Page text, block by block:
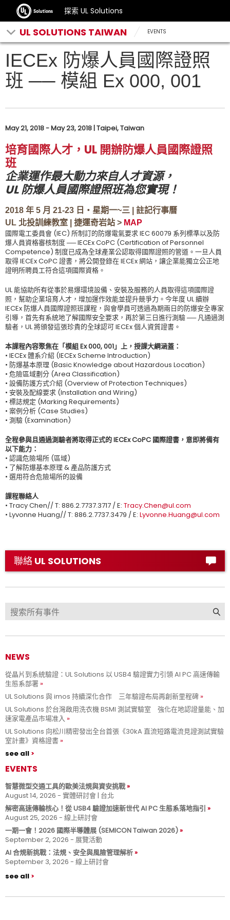
探索 UL Solutions
UL SOLUTIONS TAIWAN EVENTS
IECEx 防爆人員國際證照
班 ── 模組 Ex 000, 001
May 21, 2018 - May 23, 2018 | Taipei, Taiwan
培育國際人才，UL 開辦防爆人員國際證照
班
企業運作最大動力來自人才資源，
UL 防爆人員國際證照班為您實現！
2018 年 5 月 21-23 日‧星期一~三 | 註記行事曆
UL 北投訓練教室 | 捷運奇岩站 > MAP
國際電工委員會 (IEC) 所制訂的防爆電氣要求 IEC 60079 系列標準以及防
爆人員資格審核制度 ── IECEx CoPC (Certification of Personnel
Competence) 制度已成為全球產業公認取得國際證照的管道。一旦人員
取得 IECEx CoPC 證書，將公開登錄在 IECEx 網站，讓企業能獨立公正地
證明所聘員工符合這項國際資格。
UL 能協助所有從事於易爆環境設備、安裝及服務的人員取得這項國際證
照，幫助企業培育人才，增加運作效能並提升競爭力。今年度 UL 續辦
IECEx 防爆人員國際證照班課程，與會學員可透過為期兩日的防爆安全專家
引導，首先有系統地了解國際安全要求，再於第三日進行測驗 ── 凡通過測
驗者，UL 將頒發這張珍貴的全球認可 IECEx 個人資質證書。
本課程內容聚焦在「模組 Ex 000, 001」上，授課大綱涵蓋：
• IECEx 體系介紹 (IECEx Scheme Introduction)
• 防爆基本原理 (Basic Knowledge about Hazardous Location)
• 危險區域劃分 (Area Classification)
• 設備防護方式介紹 (Overview of Protection Techniques)
• 安裝及配線要求 (Installation and Wiring)
• 標誌規定 (Marking Requirements)
• 案例分析 (Case Studies)
• 測驗 (Examination)
全程參與且通過測驗者將取得正式的 IECEx CoPC 國際證書，意即將備有
以下能力：
• 認識危險場所 (區域)
• 了解防爆基本原理 & 產品防護方式
• 選用符合危險場所的設備
課程聯絡人
• Tracy Chen// T: 886.2.7737.3717 / E: Tracy.Chen@ul.com
• Lyvonne Huang// T: 886.2.7737.3479 / E: Lyvonne.Huang@ul.com
聯絡 UL SOLUTIONS
NEWS
從晶片到系統驗證：UL Solutions 以 USB4 驗證實力引領 AI PC 高速傳輸
生態系部署
UL Solutions 與 imos 持續深化合作 三年驗證布局再創新里程碑
UL Solutions 於台灣啟用洗衣機 BSMI 測試實驗室 強化在地認證量能、加
速家電產品市場准入
UL Solutions 向松川精密發出全台首張《30kA 直流短路電流見證測試實驗
室計畫》資格證書
see all
EVENTS
智慧微型交通工具的歐美法規與資安挑戰
August 14, 2026 - 實體研討會 | 台北
解密高速傳輸核心！從 USB4 驗證加速新世代 AI PC 生態系落地指引
August 25, 2026 - 線上研討會
一期一會！2026 國際半導體展 (SEMICON Taiwan 2026)
September 2, 2026 - 展覽活動
AI 合規新挑戰：法規、安全與風險管理解析
September 3, 2026 - 線上研討會
see all